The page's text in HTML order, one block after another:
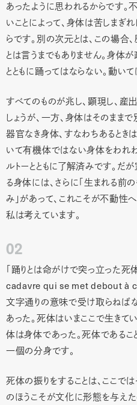
あったように思われるからです
いことによって、身体は苦しまぎ
らです。別の次元とは、この場
とは言うまでもありません。身体
とともに踊ってはならない。動いて
すべてのものが兆し、顕現し、産
しょうが、一方、身体はそのまま
器官なき身体、すなわちあると
いて有機体ではない身体をわれ
ルトーとともに了解済みです。
る身体には、さらに「生まれる前
み」があって、これこそが不動
私は考えています。
02
「踊りとは命がけで突っ立った
cadavre qui se met debout à
文字通りの意味で受け取らねば
あった。死体はいまここで生きて
体は身体であった。死体であるこ
一個の分身です。
死体の振りをすることは、ここで
のほうこそが文化に形態を与え